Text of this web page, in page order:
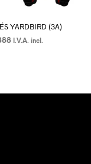
YARDBIRD (3A)
I.V.A. incl.